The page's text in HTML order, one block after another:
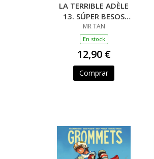
LA TERRIBLE ADÈLE
13. SÚPER BESOS
BABOSOS
MR TAN
En stock
12,90 €
Comprar